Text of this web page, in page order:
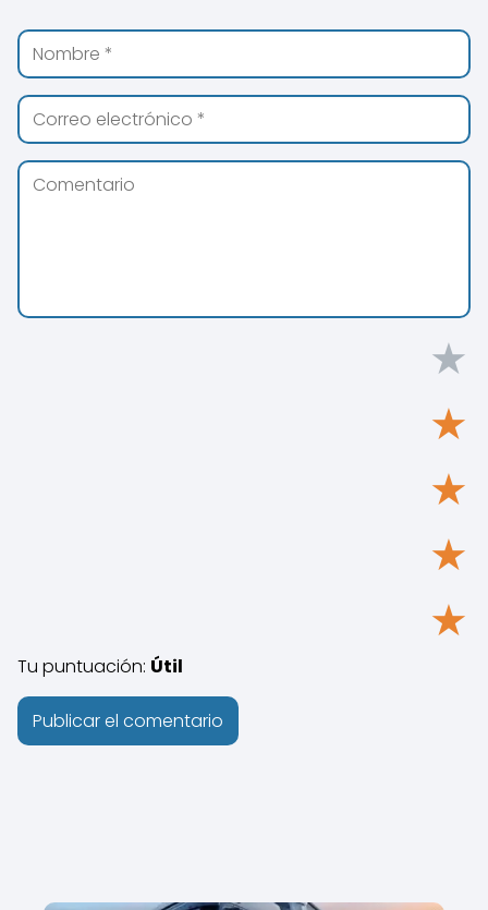
★
★
★
★
★
Tu puntuación: Útil